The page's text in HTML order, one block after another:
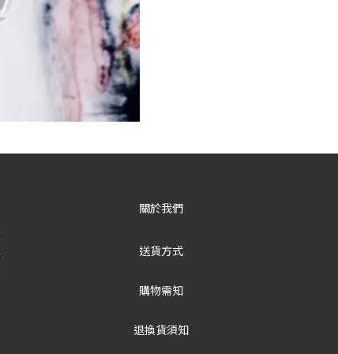
關於我們
送貨方式
購物需知
退換貨須知